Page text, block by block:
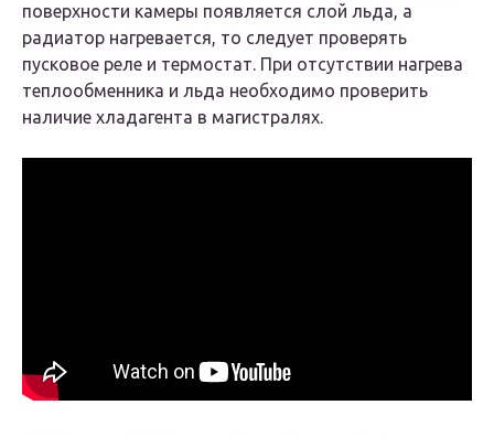
поверхности камеры появляется слой льда, а
радиатор нагревается, то следует проверять
пусковое реле и термостат. При отсутствии нагрева
теплообменника и льда необходимо проверить
наличие хладагента в магистралях.